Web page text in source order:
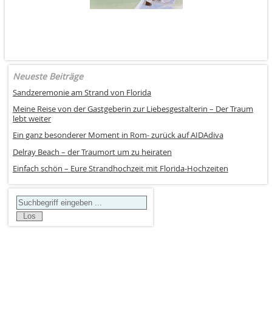
Neueste Beiträge
Sandzeremonie am Strand von Florida
Meine Reise von der Gastgeberin zur Liebesgestalterin – Der Traum
lebt weiter
Ein ganz besonderer Moment in Rom- zurück auf AIDAdiva
Delray Beach – der Traumort um zu heiraten
Einfach schön – Eure Strandhochzeit mit Florida-Hochzeiten
Search